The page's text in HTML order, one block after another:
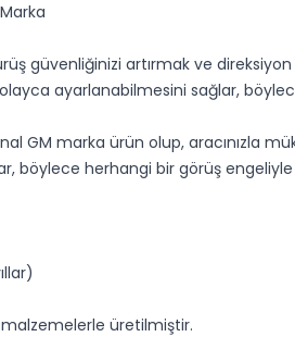
güvenliğinizi artırmak ve
ayarlanabilmesini sağlar,
GM marka ürün olup, aracınızla
böylece herhangi bir görüş engeliyle
malzemelerle üretilmiştir.